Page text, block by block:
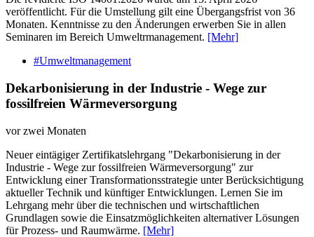
veröffentlicht. Für die Umstellung gilt eine Übergangsfrist von 36
Monaten. Kenntnisse zu den Änderungen erwerben Sie in allen
Seminaren im Bereich Umweltrmanagement. [Mehr]
#Umweltmanagement
Dekarbonisierung in der Industrie - Wege zur
fossilfreien Wärmeversorgung
vor zwei Monaten
Neuer eintägiger Zertifikatslehrgang "Dekarbonisierung in der
Industrie - Wege zur fossilfreien Wärmeversorgung" zur
Entwicklung einer Transformationsstrategie unter Berücksichtigung
aktueller Technik und künftiger Entwicklungen. Lernen Sie im
Lehrgang mehr über die technischen und wirtschaftlichen
Grundlagen sowie die Einsatzmöglichkeiten alternativer Lösungen
für Prozess- und Raumwärme. [Mehr]